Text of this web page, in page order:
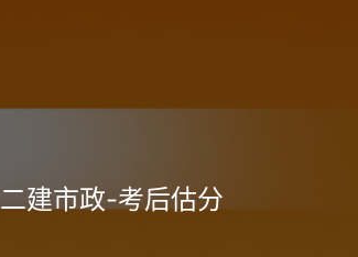
二建市政-考后估分